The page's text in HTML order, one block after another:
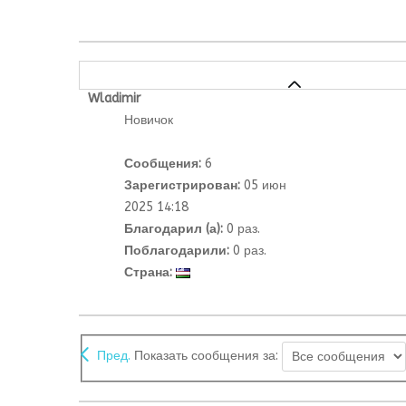
Wladimir
Новичок
Сообщения: 6
Зарегистрирован: 05 июн
2025 14:18
Благодарил (а): 0 раз.
Поблагодарили: 0 раз.
Страна:
Пред. Показать сообщения за: